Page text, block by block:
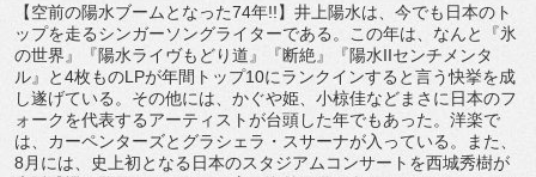
【空前の陽水ブームとなった74年!!】井上陽水は、今でも日本のト
ップを走るシンガーソングライターである。この年は、なんと『氷
の世界』『陽水ライヴもどり道』『断絶』『陽水IIセンチメンタ
ル』と4枚ものLPが年間トップ10にランクインすると言う快挙を成
し遂げている。その他には、かぐや姫、小椋佳などまさに日本のフ
ォークを代表するアーティストが台頭した年でもあった。洋楽で
は、カーペンターズとグラシェラ・スサーナが入っている。また、
8月には、史上初となる日本のスタジアムコンサートを西城秀樹が